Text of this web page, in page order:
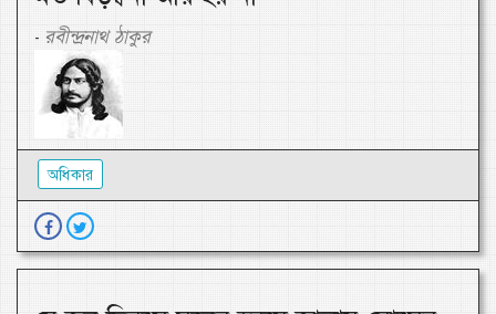
- রবীন্দ্রনাথ ঠাকুর
অধিকার